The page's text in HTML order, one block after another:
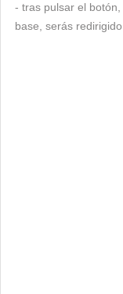
- tras pulsar el
base, serás